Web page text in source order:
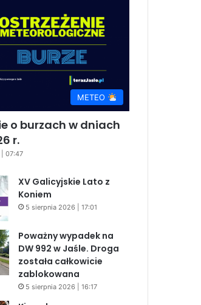
METEO
o burzach w dniach
r.
07:47
XV Galicyjskie Lato z
Koniem
5 sierpnia 2026 | 17:01
Poważny wypadek na
DW 992 w Jaśle. Droga
została całkowicie
zablokowana
5 sierpnia 2026 | 16:17